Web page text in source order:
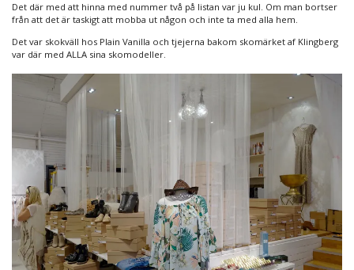
Det där med att hinna med nummer två på listan var ju kul. Om man bortser
från att det är taskigt att mobba ut någon och inte ta med alla hem.
Det var skokväll hos Plain Vanilla och tjejerna bakom skomärket af Klingberg
var där med ALLA sina skomodeller.